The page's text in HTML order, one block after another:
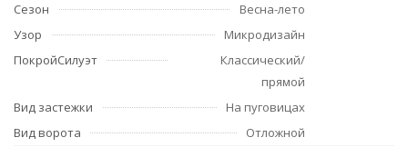
Сезон
Весна-лето
Узор
Микродизайн
ПокройСилуэт
Классический/
прямой
Вид застежки
На пуговицах
Вид ворота
Отложной